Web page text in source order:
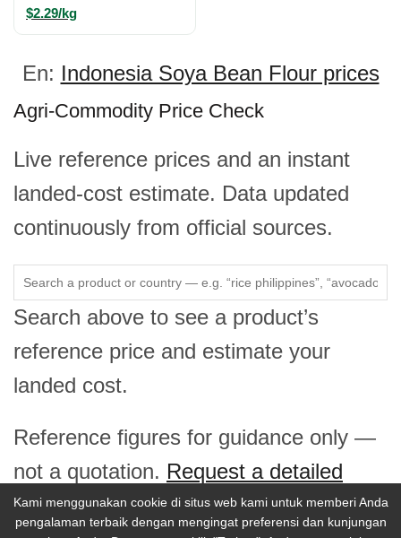
Kami menggunakan cookie di situs web kami untuk memberi Anda
pengalaman terbaik dengan mengingat preferensi dan kunjungan
$2.29/kg
En: Indonesia Soya Bean Flour prices
Agri-Commodity Price Check
Live reference prices and an instant
landed-cost estimate. Data updated
continuously from official sources.
Search above to see a product’s
reference price and estimate your
landed cost.
Reference figures for guidance only —
not a quotation. Request a detailed
price report →